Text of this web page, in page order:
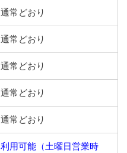
通常どおり
通常どおり
通常どおり
通常どおり
通常どおり
利用可能（土曜日営業時